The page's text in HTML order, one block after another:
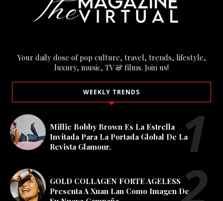
Your daily dose of pop culture, travel, trends, lifestyle,
luxury, music, TV & films. Join us!
WEEKLY TRENDS
Millie Bobby Brown Es La Estrella
Invitada Para La Portada Global De La
Revista Glamour.
GOLD COLLAGEN FORTE AGELESS
Presenta A Xuan Lan Como Imagen De